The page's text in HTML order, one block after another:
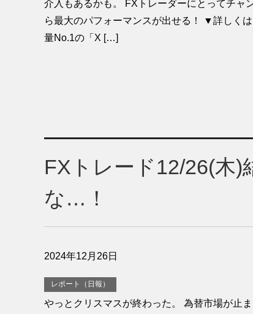
介入もあるかも。 FXトレーダーにとってチャ
ら最大のパフォーマンスが出せる！ ▼詳しく
量No.1の「X […]
FXトレード12/26(木)
な…！
2024年12月26日
レポート（日報）
やっとクリスマスが終わった。 為替市場が止